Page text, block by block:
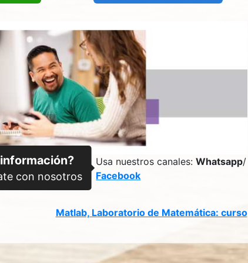
Usa nuestros canales:Whatsapp/
Facebook
Matlab, Laboratorio de Matemática: curso
con nosotros